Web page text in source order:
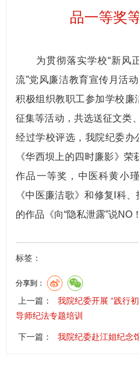
品一等奖
为贯彻落实学校“新风正
流”党风廉洁教育宣传月活
积极组织教职工参加学校廉
征集等活动，共选送征文类
经过学校评选，我院纪委办
《华西坝上的四时廉影》
作品一等奖，中医科黄小
《中医廉洁歌》和修复I科
的作品《向“隐私泄露”说NO
标签：
分享到：
上一篇：
我院纪委开展 “践行
导师纪法专题培训
下一篇： 我院纪委赴江姐纪念